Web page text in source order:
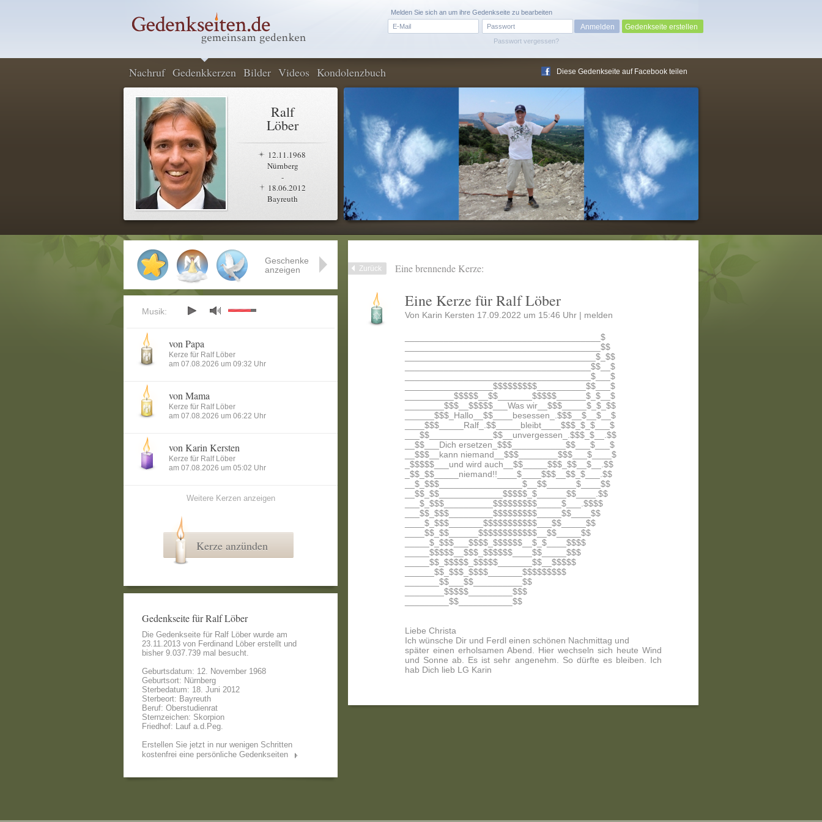
Passwort vergessen?
Melden Sie sich an um ihre Gedenkseite zu bearbeiten
Gedenkseite erstellen
Nachruf Gedenkkerzen Bilder Videos Kondolenzbuch Diese Gedenkseite auf Facebook teilen
Ralf
Löber
12.11.1968
Nürnberg
-
18.06.2012
Bayreuth
Zurück Eine brennende Kerze:
Eine Kerze für Ralf Löber
Von Karin Kersten 17.09.2022 um 15:46 Uhr | melden
________________________________________$
________________________________________$$
_______________________________________$_$$
______________________________________$$__$
______________________________________$___$
__________________$$$$$$$$$__________$$___$
__________$$$$$__$$_______$$$$$______$_$__$
________$$$__$$$$$___Was wir__$$$_____$_$_$$
______$$$_Hallo__$$____besessen_.$$$__$__$__$
____$$$_____Ralf_.$$_____bleibt____$$$_$_$___$
___$$_____________$$__unvergessen_.$$$_$__.$$
__$$___Dich ersetzen_$$$___________$$___$___$
__$$$__kann niemand__$$$________$$$___$____$
_$$$$$___und wird auch__$$_____$$$_$$__$__.$$
_$$_$$_____niemand!!____$____$$$__$$_$___.$$
__$_$$$_________________$__$$______$____$$
__$$_$$_____________$$$$$_$______$$____.$$
___$_$$$__________$$$$$$$$$_____$___.$$$$
___$$_$$$_________$$$$$$$$$_____$$____$$
____$_$$$_______$$$$$$$$$$$___$$_____$$
____$$_$$______$$$$$$$$$$$$__$$_____$$
_____$_$$$___$$$$_$$$$$$__$_$____$$$$
_____$$$$$__$$$_$$$$$$____$$_____$$$
_____$$_$$$$$_$$$$$_______$$__$$$$$
______$$_$$$_$$$$_______$$$$$$$$$
_______$$___$$__________$$
________$$$$$_________$$$
_________$$___________$$
Liebe Christa
Ich wünsche Dir und Ferdl einen schönen Nachmittag und
später einen erholsamen Abend. Hier wechseln sich heute Wind
und Sonne ab. Es ist sehr angenehm. So dürfte es bleiben. Ich
hab Dich lieb LG Karin
Geschenke
anzeigen
Musik:
von Papa
Kerze für Ralf Löber
am 07.08.2026 um 09:32 Uhr
von Mama
Kerze für Ralf Löber
am 07.08.2026 um 06:22 Uhr
von Karin Kersten
Kerze für Ralf Löber
am 07.08.2026 um 05:02 Uhr
Weitere Kerzen anzeigen
Kerze anzünden
Gedenkseite für Ralf Löber
Die Gedenkseite für Ralf Löber wurde am
23.11.2013 von Ferdinand Löber erstellt und
bisher 9.037.739 mal besucht.
Geburtsdatum: 12. November 1968
Geburtsort: Nürnberg
Sterbedatum: 18. Juni 2012
Sterbeort: Bayreuth
Beruf: Oberstudienrat
Sternzeichen: Skorpion
Friedhof: Lauf a.d.Peg.
Erstellen Sie jetzt in nur wenigen Schritten
kostenfrei eine persönliche Gedenkseiten